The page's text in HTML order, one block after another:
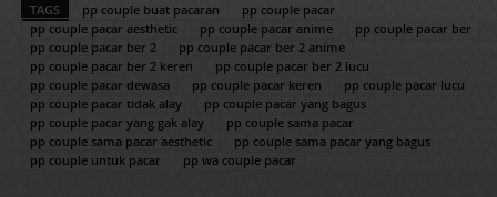
TAGS pp couple buat pacaran
pp couple pacar
pp couple pacar aesthetic
pp couple pacar anime
pp couple pacar ber
pp couple pacar ber 2
pp couple pacar ber 2 anime
pp couple pacar ber 2 keren
pp couple pacar ber 2 lucu
pp couple pacar dewasa
pp couple pacar keren
pp couple pacar lucu
pp couple pacar tidak alay
pp couple pacar yang bagus
pp couple pacar yang gak alay
pp couple sama pacar
pp couple sama pacar aesthetic
pp couple sama pacar yang bagus
pp couple untuk pacar
pp wa couple pacar